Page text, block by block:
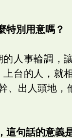
特別用意嗎？
人事輪調，
台的人，就
、出人頭地，
這句話的意義